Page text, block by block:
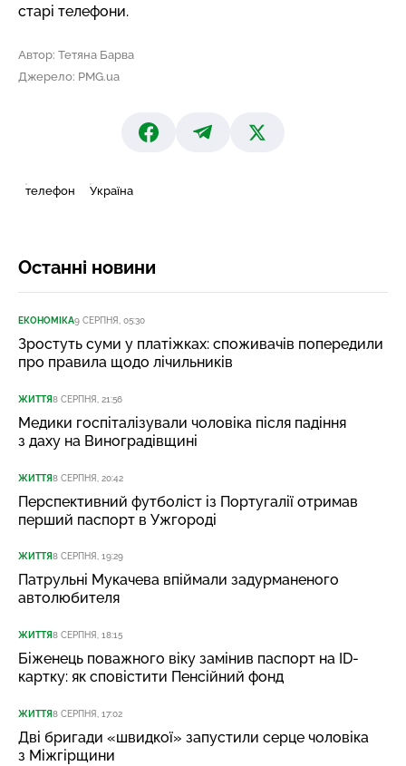
старі телефони.
Автор: Тетяна Барва
Джерело: PMG.ua
телефон Україна
Останні новини
ЕКОНОМІКА9 СЕРПНЯ, 05:30
Зростуть суми у платіжках: споживачів попередили
про правила щодо лічильників
ЖИТТЯ8 СЕРПНЯ, 21:56
Медики госпіталізували чоловіка після падіння
з даху на Виноградівщині
ЖИТТЯ8 СЕРПНЯ, 20:42
Перспективний футболіст із Португалії отримав
перший паспорт в Ужгороді
ЖИТТЯ8 СЕРПНЯ, 19:29
Патрульні Мукачева впіймали задурманеного
автолюбителя
ЖИТТЯ8 СЕРПНЯ, 18:15
Біженець поважного віку замінив паспорт на ID-
картку: як сповістити Пенсійний фонд
ЖИТТЯ8 СЕРПНЯ, 17:02
Дві бригади «швидкої» запустили серце чоловіка
з Міжгірщини